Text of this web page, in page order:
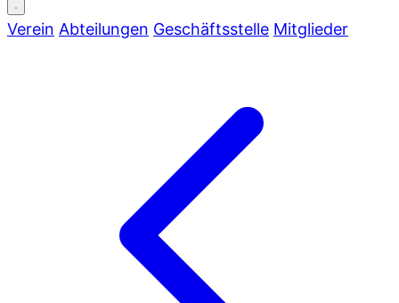
Verein Abteilungen Geschäftsstelle Mitglieder